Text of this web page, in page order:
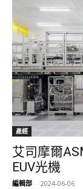
產經
艾司摩爾
EUV光機
編輯部 - 2024-06-06